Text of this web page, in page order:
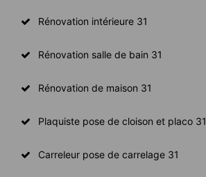
Rénovation intérieure 31
Rénovation salle de bain 31
Rénovation de maison 31
Plaquiste pose de cloison et placo 31
Carreleur pose de carrelage 31